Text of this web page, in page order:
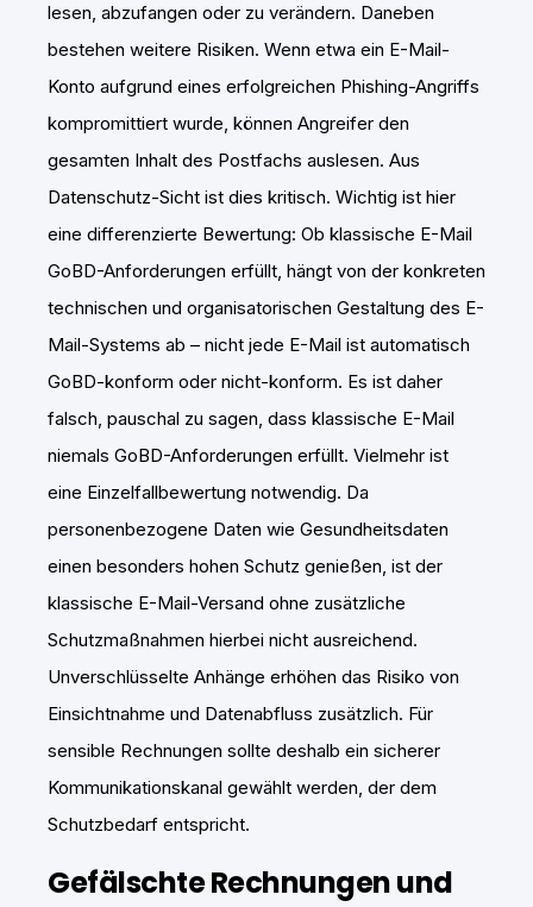
lesen, abzufangen oder zu verändern. Daneben
bestehen weitere Risiken. Wenn etwa ein E-Mail-
Konto aufgrund eines erfolgreichen Phishing-Angriffs
kompromittiert wurde, können Angreifer den
gesamten Inhalt des Postfachs auslesen. Aus
Datenschutz-Sicht ist dies kritisch. Wichtig ist hier
eine differenzierte Bewertung: Ob klassische E-Mail
GoBD-Anforderungen erfüllt, hängt von der konkreten
technischen und organisatorischen Gestaltung des E-
Mail-Systems ab – nicht jede E-Mail ist automatisch
GoBD-konform oder nicht-konform. Es ist daher
falsch, pauschal zu sagen, dass klassische E-Mail
niemals GoBD-Anforderungen erfüllt. Vielmehr ist
eine Einzelfallbewertung notwendig. Da
personenbezogene Daten wie Gesundheitsdaten
einen besonders hohen Schutz genießen, ist der
klassische E-Mail-Versand ohne zusätzliche
Schutzmaßnahmen hierbei nicht ausreichend.
Unverschlüsselte Anhänge erhöhen das Risiko von
Einsichtnahme und Datenabfluss zusätzlich. Für
sensible Rechnungen sollte deshalb ein sicherer
Kommunikationskanal gewählt werden, der dem
Schutzbedarf entspricht.
Gefälschte Rechnungen und